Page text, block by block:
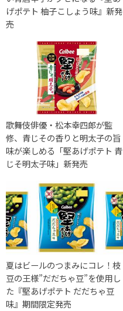
げポテト 柚子こしょう味』新発
売
歌舞伎俳優・松本幸四郎が監
修、青じその香りと明太子の旨
味が楽しめる「堅あげポテト 青
じそ明太子味」新発売
夏はビールのつまみにコレ！枝
豆の王様”だだちゃ豆”を使用し
た『堅あげポテト だだちゃ豆
味』期間限定発売